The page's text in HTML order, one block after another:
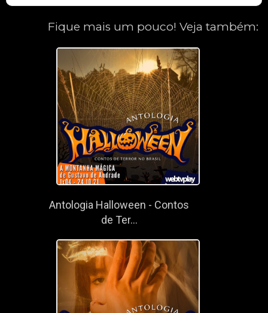
Fique mais um pouco! Veja também:
Antologia Halloween - Contos
de Ter...